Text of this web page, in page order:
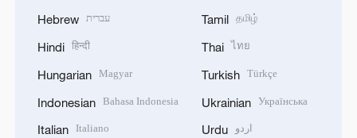
Hebrew עברית
Hindi हिन्दी
Hungarian Magyar
Indonesian Bahasa Indonesia
Italian Italiano
Tamil தமிழ்
Thai ไทย
Turkish Türkçe
Ukrainian Українська
Urdu اردو